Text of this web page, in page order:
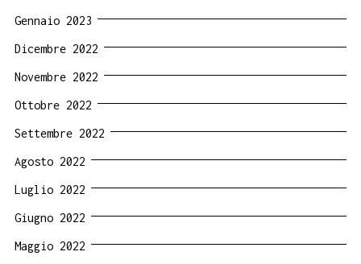
Gennaio 2023
Dicembre 2022
Novembre 2022
Ottobre 2022
Settembre 2022
Agosto 2022
Luglio 2022
Giugno 2022
Maggio 2022